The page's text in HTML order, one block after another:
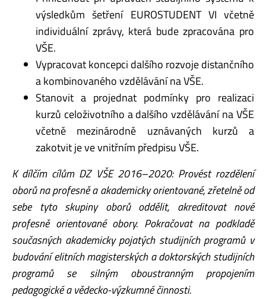
výsledkům šetření EUROSTUDENT VI včetně
individuální zprávy, která bude zpracována pro
VŠE.
Vypracovat koncepci dalšího rozvoje distančního
a kombinovaného vzdělávání na VŠE.
Stanovit a projednat podmínky pro realizaci
kurzů celoživotního a dalšího vzdělávání na VŠE
včetně mezinárodně uznávaných kurzů a
zakotvit je ve vnitřním předpisu VŠE.
K dílčím cílům DZ VŠE 2016–2020: Provést rozdělení
oborů na profesně a akademickyorientované, zřetelně od
sebe tyto skupiny oborů oddělit, akreditovat nové
profesně orientované obory. Pokračovat na podkladě
současných akademicky pojatých studijních programů v
budování elitních magisterských a doktorských studijních
programů se silným oboustranným propojením
pedagogické a vědecko-výzkumné činnosti.